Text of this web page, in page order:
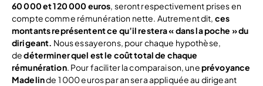
60 000 et 120 000 euros, seront respectivement prises en
compte comme rémunération nette. Autrement dit, ces
montants représentent ce qu’il restera « dans la poche » du
dirigeant. Nous essayerons, pour chaque hypothèse,
dedéterminer quel est le coût total de chaque
rémunération. Pour faciliter la comparaison, uneprévoyance
Madelinde 1 000 euros par an sera appliquée au dirigeant